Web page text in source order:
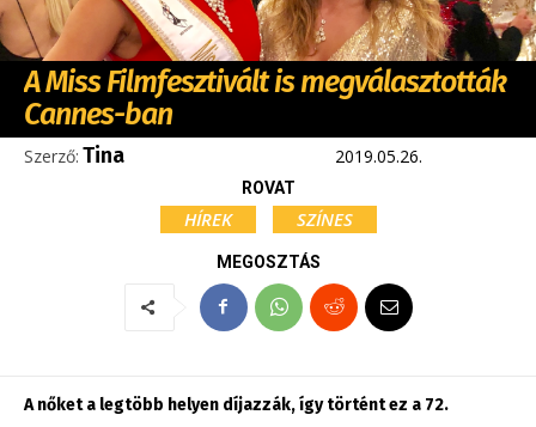
A Miss Filmfesztivált is megválasztották
Cannes-ban
Szerző: Tina 2019.05.26.
ROVAT
HÍREK SZÍNES
MEGOSZTÁS
A nőket a legtöbb helyen díjazzák, így történt ez a 72.